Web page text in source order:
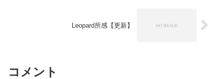
Leopard所感【更新】
コメント